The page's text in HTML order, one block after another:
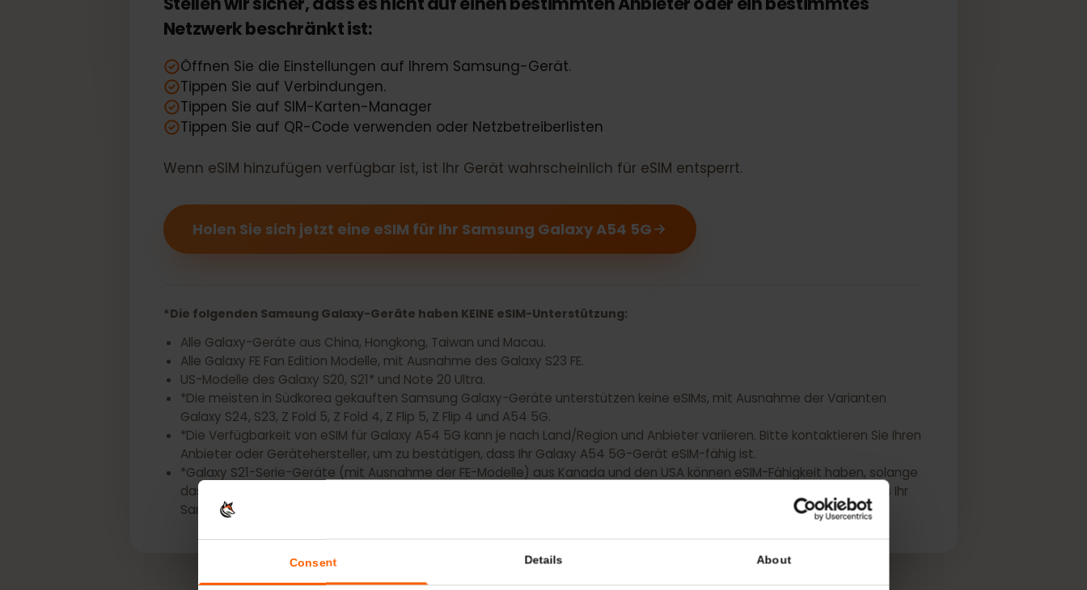
Stellen wir sicher, dass es nicht auf einen bestimmten Anbieter oder ein bestimmtes
Netzwerk beschränkt ist:
Öffnen Sie die Einstellungen auf Ihrem Samsung-Gerät.
Tippen Sie auf SIM-Karten-Manager
Wenn eSIM hinzufügen verfügbar ist, ist Ihr Gerät wahrscheinlich für eSIM entsperrt.
Holen Sie sich jetzt eine eSIM für Ihr Samsung Galaxy A54 5G
*Die folgenden Samsung Galaxy-Geräte haben KEINE eSIM-Unterstützung:
Alle Galaxy-Geräte aus China, Hongkong, Taiwan und Macau.
Alle Galaxy FE Fan Edition Modelle, mit Ausnahme des Galaxy S23 FE.
US-Modelle des Galaxy S20, S21* und Note 20 Ultra.
*Die meisten in Südkorea gekauften Samsung Galaxy-Geräte unterstützen keine eSIMs, mit Ausnahme der Varianten
Galaxy S24, S23, Z Fold 5, Z Fold 4, Z Flip 5, Z Flip 4 und A54 5G.
*Die Verfügbarkeit von eSIM für Galaxy A54 5G kann je nach Land/Region und Anbieter variieren. Bitte kontaktieren Sie Ihren
Anbieter oder Gerätehersteller, um zu bestätigen, dass Ihr Galaxy A54 5G-Gerät eSIM-fähig ist.
*Galaxy S21-Serie-Geräte (mit Ausnahme der FE-Modelle) aus Kanada und den USA können eSIM-Fähigkeit haben, solange
das One UI 4-Update installiert ist. Bitte kontaktieren Sie Ihren Anbieter oder Gerätehersteller, um zu bestätigen, dass Ihr